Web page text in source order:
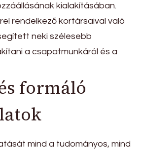
kialakításában.
rendelkező kortársaival való
neki szélesebb
a csapatmunkáról és a
formáló
mind a tudományos, mind